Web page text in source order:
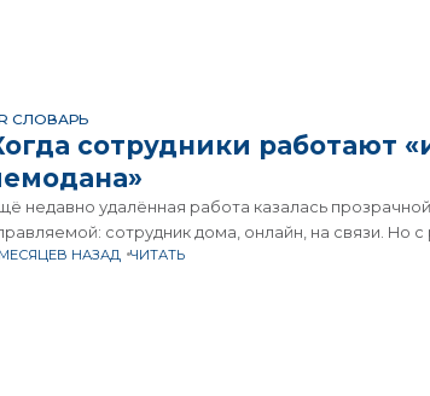
СЛОВАРЬ
сотрудники работают
недавно удалённая работа казалась
сотрудник дома, онлайн, на связи. Но с
форматов появился новый феномен — hush
НАЗАД ЧИТАТЬ